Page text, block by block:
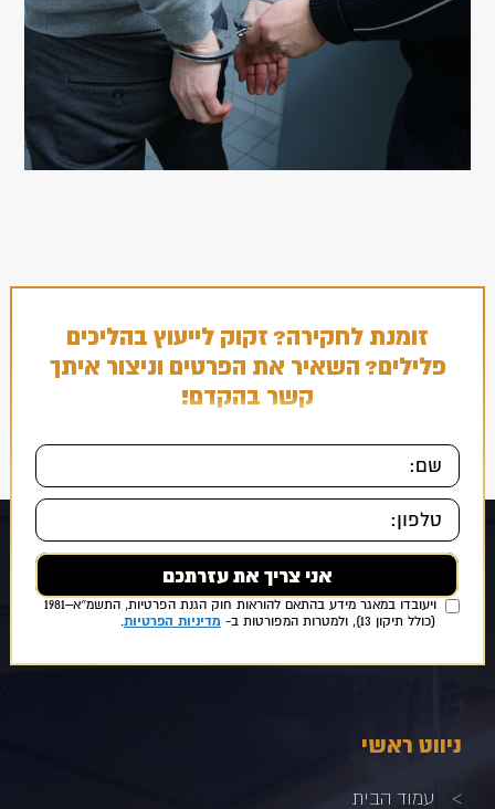
זומנת לחקירה? זקוק לייעוץ בהליכים
פלילים? השאיר את הפרטים וניצור איתך
קשר בהקדם!
אני מאשר/ת כי ידוע לי ומוסכם עלי כי הפרטים שמסרתי ייאספו, יוחזקו
ויעובדו במאגר מידע בהתאם להוראות חוק הגנת הפרטיות, התשמ״א–1981
(כולל תיקון 13), ולמטרות המפורטות ב-
מדיניות הפרטיות.
ניווט ראשי
עמוד הבית